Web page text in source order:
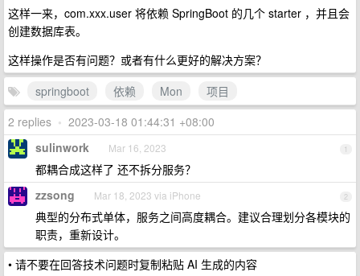
这样一来，com.xxx.user 将依赖 SpringBoot 的几个 starter ，并且会
创建数据库表。
这样操作是否有问题？或者有什么更好的解决方案？
springboot
依赖 Mon
项目
2 replies • 2023-03-18 01:44:31 +08:00
1
sulinwork Mar 16, 2023
都耦合成这样了 还不拆分服务？
2
zzsong Mar 18, 2023 via iPhone
典型的分布式单体，服务之间高度耦合。建议合理划分各模块的
职责，重新设计。
• 请不要在回答技术问题时复制粘贴 AI 生成的内容